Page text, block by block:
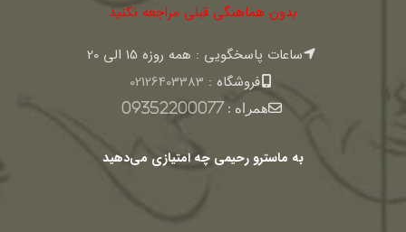
بدون هماهنگی قبلی مراجعه نکنید
ساعات پاسخگویی : همه روزه 15 الی 20
فروشگاه : 02126403383
همراه :09352200077
به ماسترو رحیمی چه امتیازی می‌دهید